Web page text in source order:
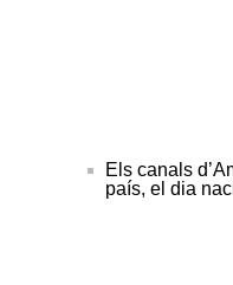
Els canals
país, el dia